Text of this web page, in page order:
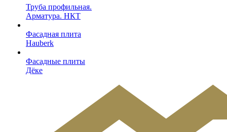
Труба профильная.
Арматура. НКТ
Фасадная плита
Hauberk
Фасадные плиты
Дёке